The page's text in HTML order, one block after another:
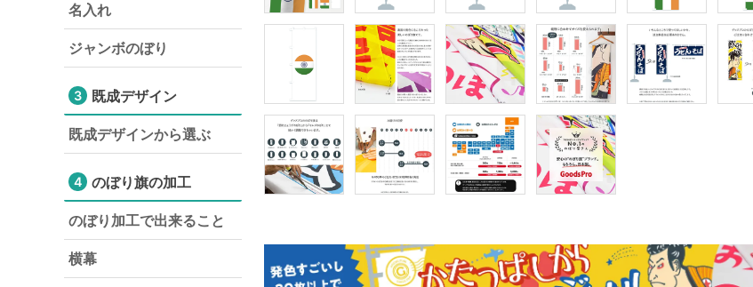
名入れ
ジャンボのぼり
3 既成デザイン
既成デザインから選ぶ
4 のぼり旗の加工
のぼり加工で出来ること
横幕